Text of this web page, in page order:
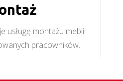
usługę montażu mebli
pracowników.